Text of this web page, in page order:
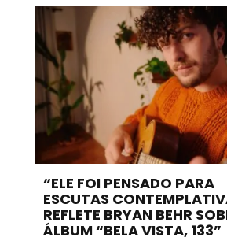
“ELE FOI PENSADO PARA
ESCUTAS
REFLETE BRYAN BEHR
ÁLBUM “BELA VISTA, 133”